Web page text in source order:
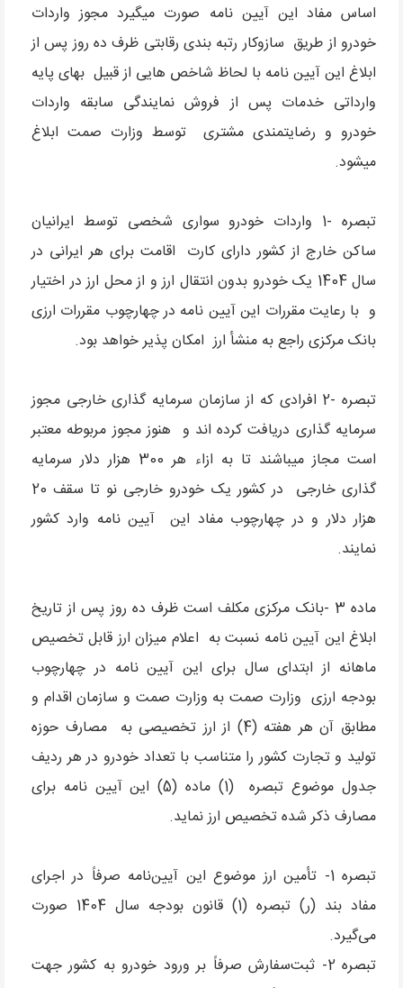
اساس مفاد این آیین نامه صورت میگیرد مجوز واردات
خودرو از طریق سازوکار رتبه بندی رقابتی ظرف ده روز پس از
ابلاغ این آیین نامه با لحاظ شاخص هایی از قبیل بهای پایه
وارداتی خدمات پس از فروش نمایندگی سابقه واردات
خودرو و رضایتمندی مشتری توسط وزارت صمت ابلاغ
میشود.
تبصره -1 واردات خودرو سواری شخصی توسط ایرانیان
ساکن خارج از کشور دارای کارت اقامت برای هر ایرانی در
سال 1404 یک خودرو بدون انتقال ارز و از محل ارز در اختیار
و با رعایت مقررات این آیین نامه در چهارچوب مقررات ارزی
بانک مرکزی راجع به منشأ ارز امکان پذیر خواهد بود.
تبصره -2 افرادی که از سازمان سرمایه گذاری خارجی مجوز
سرمایه گذاری دریافت کرده اند و هنوز مجوز مربوطه معتبر
است مجاز میباشند تا به ازاء هر 300 هزار دلار سرمایه
گذاری خارجی در کشور یک خودرو خارجی نو تا سقف 20
هزار دلار و در چهارچوب مفاد این آیین نامه وارد کشور
نمایند.
ماده 3 -بانک مرکزی مکلف است ظرف ده روز پس از تاریخ
ابلاغ این آیین نامه نسبت به اعلام میزان ارز قابل تخصیص
ماهانه از ابتدای سال برای این آیین نامه در چهارچوب
بودجه ارزی وزارت صمت به وزارت صمت و سازمان اقدام و
مطابق آن هر هفته (4) از ارز تخصیصی به مصارف حوزه
تولید و تجارت کشور را متناسب با تعداد خودرو در هر ردیف
جدول موضوع تبصره (1) ماده (5) این آیین نامه برای
مصارف ذکر شده تخصیص ارز نماید.
تبصره 1- تأمین ارز موضوع این آیین‌نامه صرفاً در اجرای
مفاد بند (ر) تبصره (1) قانون بودجه سال 1404 صورت
می‌گیرد.
تبصره 2- ثبت‌سفارش صرفاً بر ورود خودرو به کشور جهت